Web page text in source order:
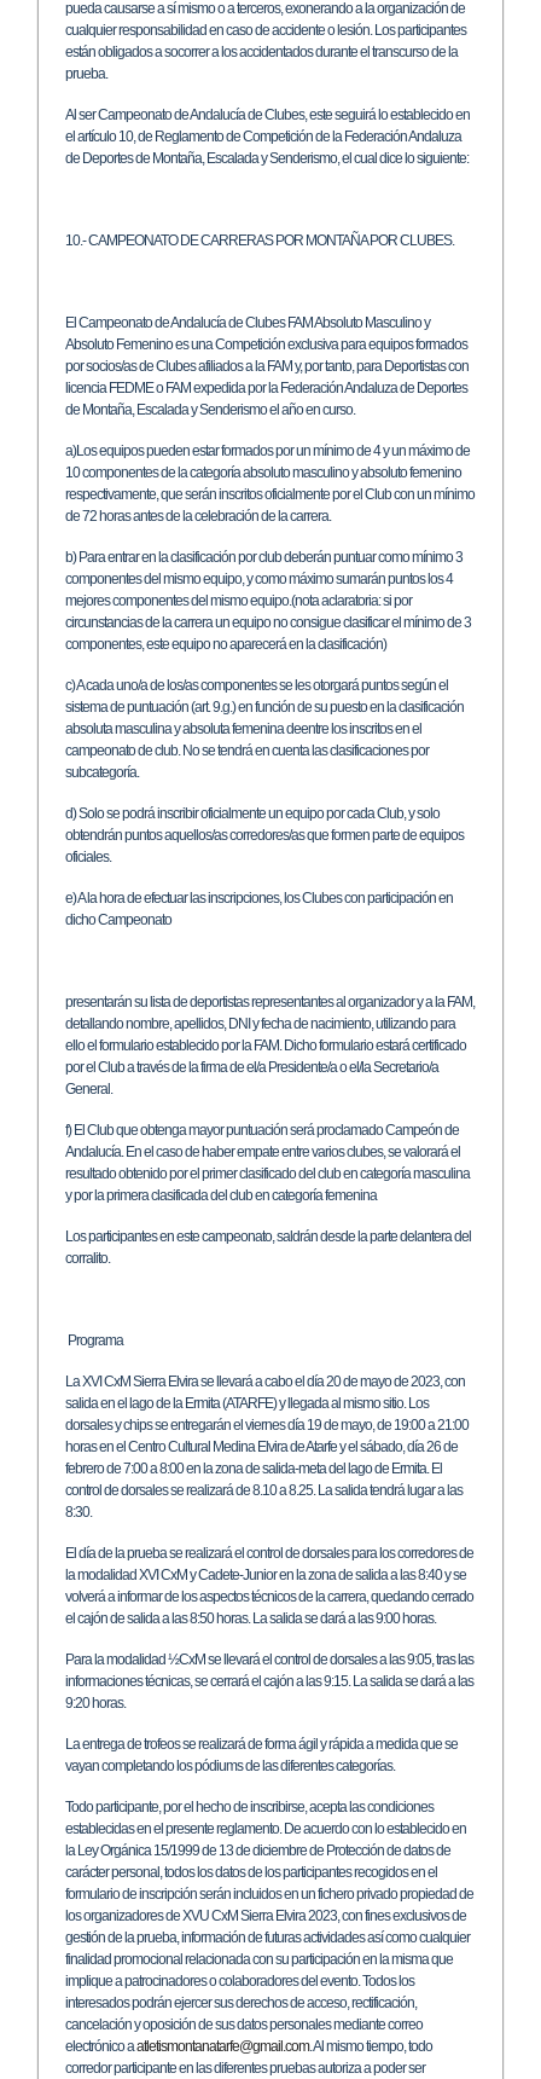
pueda causarse a sí mismo o a terceros, exonerando a la organización de
cualquier responsabilidad en caso de accidente o lesión. Los participantes
están obligados a socorrer a los accidentados durante el transcurso de la
prueba.
Al ser Campeonato de Andalucía de Clubes, este seguirá lo establecido en
el artículo 10, de Reglamento de Competición de la Federación Andaluza
de Deportes de Montaña, Escalada y Senderismo, el cual dice lo siguiente:
10.- CAMPEONATO DE CARRERAS POR MONTAÑA POR CLUBES.
El Campeonato de Andalucía de Clubes FAM Absoluto Masculino y
Absoluto Femenino es una Competición exclusiva para equipos formados
por socios/as de Clubes afiliados a la FAM y, por tanto, para Deportistas con
licencia FEDME o FAM expedida por la Federación Andaluza de Deportes
de Montaña, Escalada y Senderismo el año en curso.
a)Los equipos pueden estar formados por un mínimo de 4 y un máximo de
10 componentes de la categoría absoluto masculino y absoluto femenino
respectivamente, que serán inscritos oficialmente por el Club con un mínimo
de 72 horas antes de la celebración de la carrera.
b) Para entrar en la clasificación por club deberán puntuar como mínimo 3
componentes del mismo equipo, y como máximo sumarán puntos los 4
mejores componentes del mismo equipo.(nota aclaratoria: si por
circunstancias de la carrera un equipo no consigue clasificar el mínimo de 3
componentes, este equipo no aparecerá en la clasificación)
c) A cada uno/a de los/as componentes se les otorgará puntos según el
sistema de puntuación (art. 9.g.) en función de su puesto en la clasificación
absoluta masculina y absoluta femenina deentre los inscritos en el
campeonato de club. No se tendrá en cuenta las clasificaciones por
subcategoría.
d) Solo se podrá inscribir oficialmente un equipo por cada Club, y solo
obtendrán puntos aquellos/as corredores/as que formen parte de equipos
oficiales.
e) A la hora de efectuar las inscripciones, los Clubes con participación en
dicho Campeonato
presentarán su lista de deportistas representantes al organizador y a la FAM,
detallando nombre, apellidos, DNI y fecha de nacimiento, utilizando para
ello el formulario establecido por la FAM. Dicho formulario estará certificado
por el Club a través de la firma de el/a Presidente/a o el/la Secretario/a
General.
f) El Club que obtenga mayor puntuación será proclamado Campeón de
Andalucía. En el caso de haber empate entre varios clubes, se valorará el
resultado obtenido por el primer clasificado del club en categoría masculina
y por la primera clasificada del club en categoría femenina
Los participantes en este campeonato, saldrán desde la parte delantera del
corralito.
Programa
La XVI CxM Sierra Elvira se llevará a cabo el día 20 de mayo de 2023, con
salida en el lago de la Ermita (ATARFE) y llegada al mismo sitio. Los
dorsales y chips se entregarán el viernes día 19 de mayo, de 19:00 a 21:00
horas en el Centro Cultural Medina Elvira de Atarfe y el sábado, día 26 de
febrero de 7:00 a 8:00 en la zona de salida-meta del lago de Ermita. El
control de dorsales se realizará de 8.10 a 8.25. La salida tendrá lugar a las
8:30.
El día de la prueba se realizará el control de dorsales para los corredores de
la modalidad XVI CxM y Cadete-Junior en la zona de salida a las 8:40 y se
volverá a informar de los aspectos técnicos de la carrera, quedando cerrado
el cajón de salida a las 8:50 horas. La salida se dará a las 9:00 horas.
Para la modalidad ½CxM se llevará el control de dorsales a las 9:05, tras las
informaciones técnicas, se cerrará el cajón a las 9:15. La salida se dará a las
9:20 horas.
La entrega de trofeos se realizará de forma ágil y rápida a medida que se
vayan completando los pódiums de las diferentes categorías.
Todo participante, por el hecho de inscribirse, acepta las condiciones
establecidas en el presente reglamento. De acuerdo con lo establecido en
la Ley Orgánica 15/1999 de 13 de diciembre de Protección de datos de
carácter personal, todos los datos de los participantes recogidos en el
formulario de inscripción serán incluidos en un fichero privado propiedad de
los organizadores de XVU CxM Sierra Elvira 2023, con fines exclusivos de
gestión de la prueba, información de futuras actividades así como cualquier
finalidad promocional relacionada con su participación en la misma que
implique a patrocinadores o colaboradores del evento. Todos los
interesados podrán ejercer sus derechos de acceso, rectificación,
cancelación y oposición de sus datos personales mediante correo
electrónico aatletismontanatarfe@gmail.com. Al mismo tiempo, todo
corredor participante en las diferentes pruebas autoriza a poder ser